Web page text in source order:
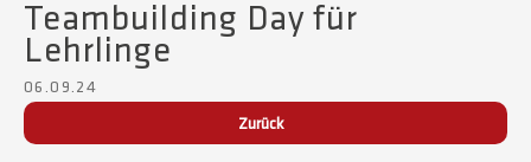
Teambuilding Day für
Lehrlinge
06.09.24
Zurück